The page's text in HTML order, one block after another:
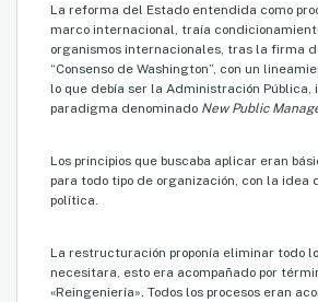
La reforma del Estado entendida como
marco internacional, traía
organismos internacionales, tras la firma
“Consenso de Washington”, con un
lo que debía ser la Administración Pública,
paradigma denominado New Public
Los principios que buscaba aplicar eran
para todo tipo de organización, con la idea
política.
La restructuración proponía eliminar todo
necesitara, esto era acompañado por
«Reingeniería». Todos los procesos eran